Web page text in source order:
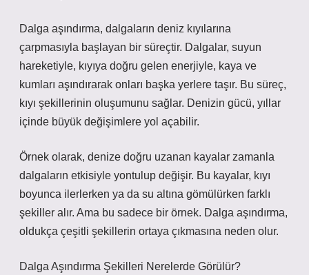
Dalga aşındırma, dalgaların deniz kıyılarına
çarpmasıyla başlayan bir süreçtir. Dalgalar, suyun
hareketiyle, kıyıya doğru gelen enerjiyle, kaya ve
kumları aşındırarak onları başka yerlere taşır. Bu süreç,
kıyı şekillerinin oluşumunu sağlar. Denizin gücü, yıllar
içinde büyük değişimlere yol açabilir.
Örnek olarak, denize doğru uzanan kayalar zamanla
dalgaların etkisiyle yontulup değişir. Bu kayalar, kıyı
boyunca ilerlerken ya da su altına gömülürken farklı
şekiller alır. Ama bu sadece bir örnek. Dalga aşındırma,
oldukça çeşitli şekillerin ortaya çıkmasına neden olur.
Dalga Aşındırma Şekilleri Nerelerde Görülür?